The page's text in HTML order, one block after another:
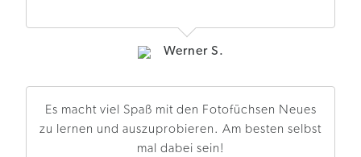
Werner S.
Es macht viel Spaß mit den Fotofüchsen Neues
zu lernen und auszuprobieren. Am besten selbst
mal dabei sein!